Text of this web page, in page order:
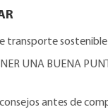
transporte sostenible
UNA BUENA
antes de